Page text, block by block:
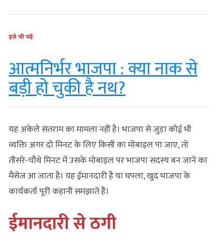
इसे भी पढ़ें
आत्मनिर्भर भाजपा : क्या नाक से
बड़ी हो चुकी है नथ?
यह अकेले संतराम का मामला नहीं है। भाजपा से जुड़ा कोई भी
व्यक्ति अगर दो मिनट के लिए किसी का मोबाइल पा जाए, तो
तीसरे-चौथे मिनट में उसके मोबाइल पर भाजपा सदस्य बन जाने का
मैसेज आ जाता है। यह ईमानदारी है या घपला, खुद भाजपा के
कार्यकर्ता पूरी कहानी समझाते हैं।
ईमानदारी से ठगी